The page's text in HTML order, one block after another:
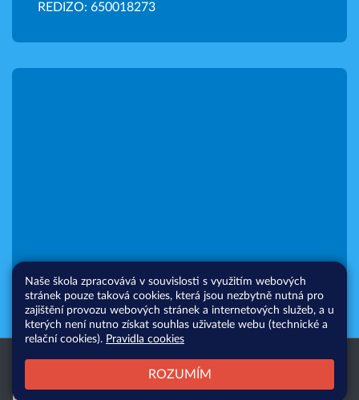
REDIZO: 650018273
Všechna práva vyhrazena. Copyright
|Přihlásit|
Web školy
Naše škola zpracovává v souvislosti s využitím webových
stránek pouze taková cookies, která jsou nezbytně nutná pro
zajištění provozu webových stránek a internetových služeb, a u
kterých není nutno získat souhlas uživatele webu (technické a
relační cookies). Pravidla cookies
ROZUMÍM